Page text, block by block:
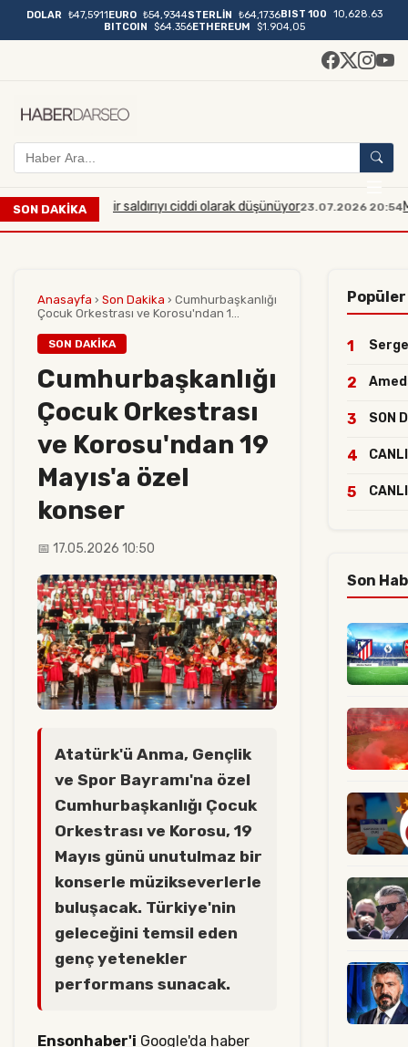
DOLAR ₺47,5911EURO ₺54,9344STERLİN ₺64,1736BIST 100
10,628.63
BITCOIN
$64.356ETHEREUM $1.904,05
SON DAKİKA
çaplı bir saldırıyı ciddi olarak düşünüyor 23.07.2026 20:54Manisa'da
Anasayfa › Son Dakika › Cumhurbaşkanlığı
Çocuk Orkestrası ve Korosu'ndan 1...
SON DAKIKA
Cumhurbaşkanlığı
Çocuk Orkestrası
ve Korosu'ndan 19
Mayıs'a özel
konser
📅 17.05.2026 10:50
Atatürk'ü Anma, Gençlik
ve Spor Bayramı'na özel
Cumhurbaşkanlığı Çocuk
Orkestrası ve Korosu, 19
Mayıs günü unutulmaz bir
konserle müzikseverlerle
buluşacak. Türkiye'nin
geleceğini temsil eden
genç yetenekler
performans sunacak.
Ensonhaber'i Google'da haber
1
2
3 SON
4
5
Son